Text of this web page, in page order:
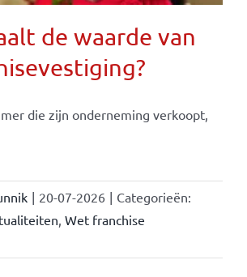
de waarde van
die zijn onderneming verkoopt,
| 20-07-2026 | Categorieën:
Wet franchise